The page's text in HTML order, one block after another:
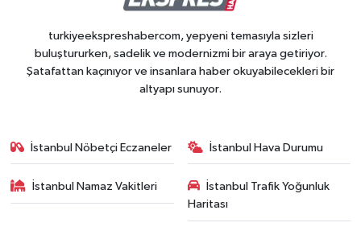
turkiyeekspreshabercom, yepyeni temasıyla sizleri
buluştururken, sadelik ve modernizmi bir araya getiriyor.
Şatafattan kaçınıyor ve insanlara haber okuyabilecekleri bir
altyapı sunuyor.
İstanbul Nöbetçi Eczaneler İstanbul Hava Durumu
İstanbul Namaz Vakitleri
İstanbul Trafik Yoğunluk
Haritası